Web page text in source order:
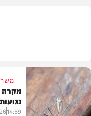
מקרה
14:59